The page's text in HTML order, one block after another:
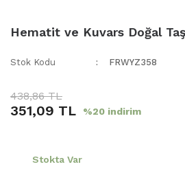
Hematit ve Kuvars Doğal
Stok Kodu FRWYZ358
438,86 TL
351,09 TL %20 indirim
Stokta Var